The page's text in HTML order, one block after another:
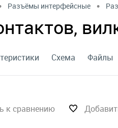
Разъёмы интерфейсные •
Схема Файлы
к сравнению